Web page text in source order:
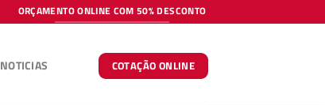
ORÇAMENTO ONLINE COM 50% DESCONTO
NOTICIAS COTAÇÃO ONLINE